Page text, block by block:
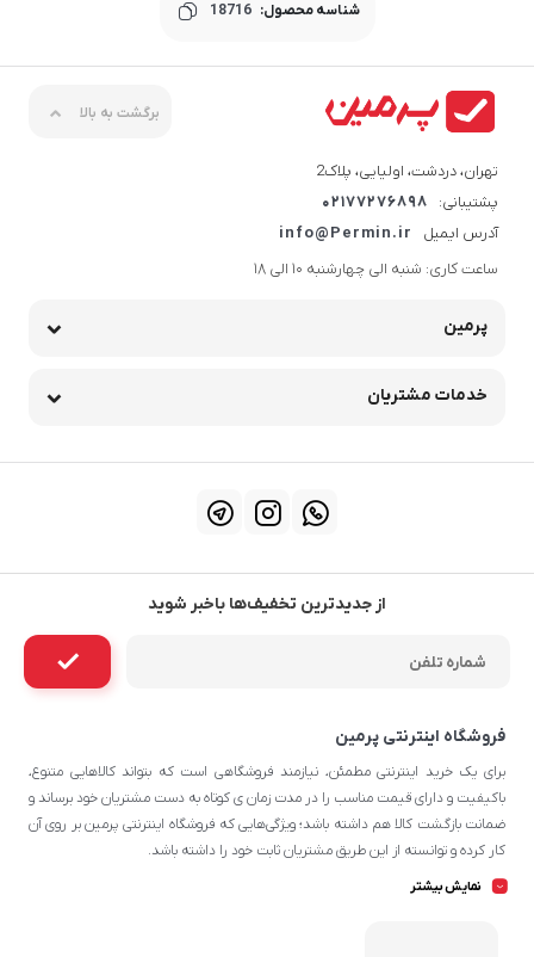
شناسه محصول: 18716
برگشت به بالا
تهران، دردشت، اولیایی، پلاک2
پشتیبانی:
02177276898
آدرس ایمیل
info@Permin.ir
ساعت کاری: شنبه الی چهارشنبه 10 الی 18
پرمین
خدمات مشتریان
از جدیدترین تخفیف‌ها باخبر شوید
فروشگاه اینترنتی پرمین
برای یک خرید اینترنتی مطمئن، نیازمند فروشگاهی است که بتواند کالاهایی متنوع،
باکیفیت و دارای قیمت مناسب را در مدت زمان ی کوتاه به دست مشتریان خود برساند و
ضمانت بازگشت کالا هم داشته باشد؛ ویژگی‌هایی که فروشگاه اینترنتی پرمین بر روی آن‌
کار کرده و توانسته از این طریق مشتریان ثابت خود را داشته باشد.
چه محصولاتی در پرمین قابل سفارش
نمایش بیشتر